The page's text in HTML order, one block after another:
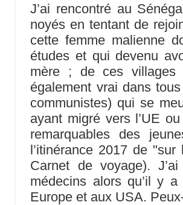
J’ai rencontré au
noyés en tentant de
cette femme malienne
études et qui devenu
mère ; de ces villages
également vrai dans
communistes) qui se
ayant migré vers l’UE
remarquables des
l’itinérance 2017 de
Carnet de voyage).
médecins alors qu’il y
Europe et aux USA.